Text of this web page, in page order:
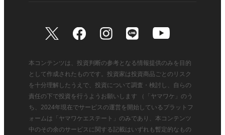
本コンテンツは、投資判断の参考となる情報提供のみを目的
として作成されたものです。投資家は投資商品ごとのリスク
を十分理解したうえで、投資について調査・検討し、自らの
責任の下で投資を行うようお願いします （「ヤマワケ」のう
ち、2024年現在でサービスの運営を開始しているプラットフ
ォームは「ヤマワケエステート」のみであり、本コンテンツ
中のその余のサービスに関する記載はいずれも暫定的なもの